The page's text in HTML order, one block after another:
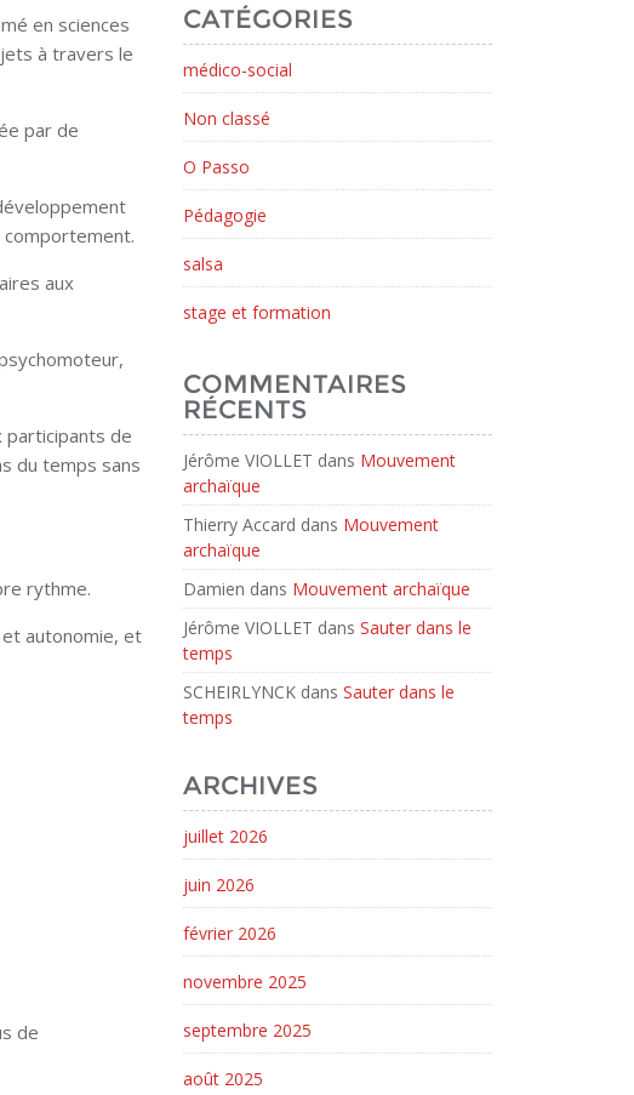
en sciences
à travers le
par de
aux
participants de
du temps sans
rythme.
autonomie, et
de
CATÉGORIES
médico-social
Non classé
O Passo
Pédagogie
salsa
stage et formation
COMMENTAIRES
RÉCENTS
Jérôme VIOLLET dans Mouvement
archaïque
Thierry Accard dans Mouvement
archaïque
Damien dans Mouvement archaïque
Jérôme VIOLLET dans Sauter dans le
temps
SCHEIRLYNCK dans Sauter dans le
temps
ARCHIVES
juillet 2026
juin 2026
février 2026
novembre 2025
septembre 2025
août 2025